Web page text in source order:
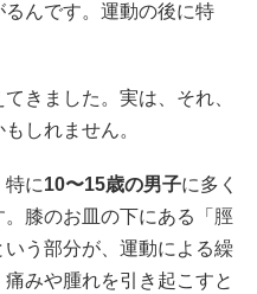
るんです。運動の後に特
きました。​実は、それ、
もしれません。​
特に10〜15歳の男子に多く
膝のお皿の下にある「脛
う部分が、運動による繰
みや腫れを引き起こすと